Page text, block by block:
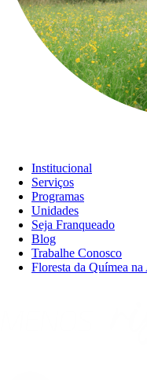
Institucional
Serviços
Programas
Unidades
Seja Franqueado
Blog
Trabalhe Conosco
Floresta da Químea